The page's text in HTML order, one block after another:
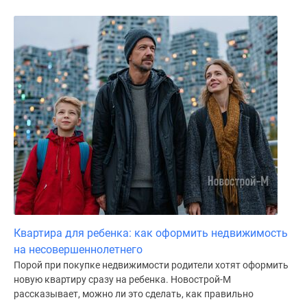
Квартира для ребенка: как оформить недвижимость
на несовершеннолетнего
Порой при покупке недвижимости родители хотят оформить
новую квартиру сразу на ребенка. Новострой-М
рассказывает, можно ли это сделать, как правильно